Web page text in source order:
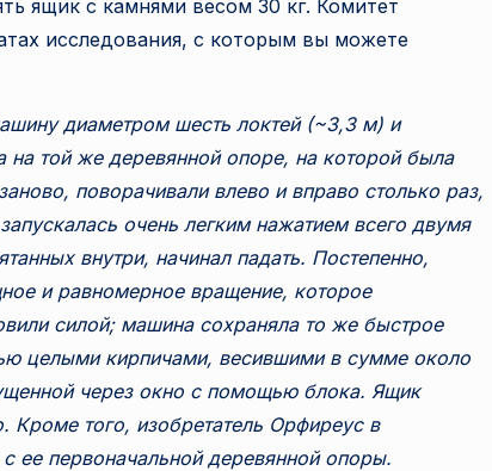
ящик с камнями весом 30 кг. Комитет
исследования, с которым вы можете
диаметром шесть локтей (~3,3 м) и
той же деревянной опоре, на которой была
поворачивали влево и вправо столько раз,
очень легким нажатием всего двумя
внутри, начинал падать. Постепенно,
и равномерное вращение, которое
силой; машина сохраняла то же быстрое
целыми кирпичами, весившими в сумме около
через окно с помощью блока. Ящик
Кроме того, изобретатель Орфиреус в
ее первоначальной деревянной опоры.